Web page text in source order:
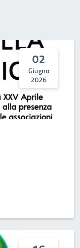
02
Giugno
2026